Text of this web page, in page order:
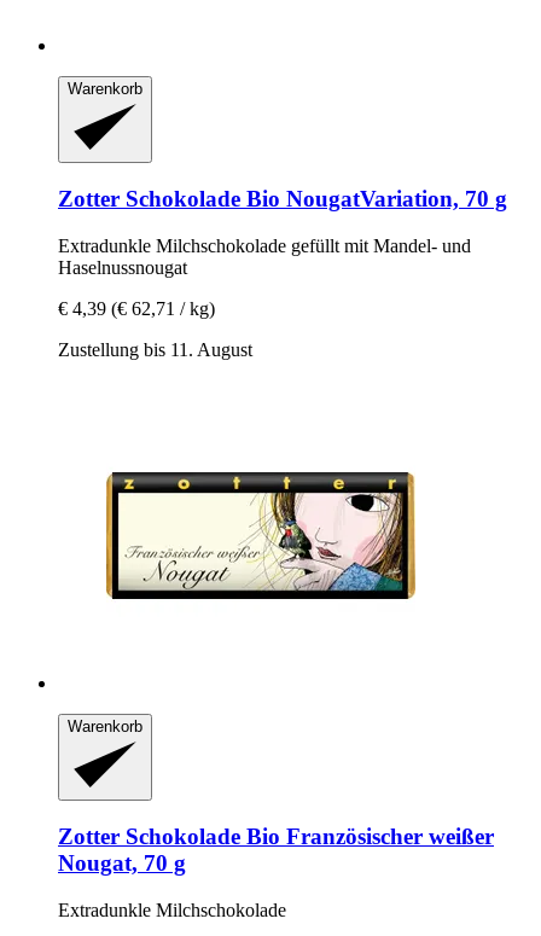
Warenkorb
Zotter Schokolade Bio NougatVariation, 70 g
Extradunkle Milchschokolade gefüllt mit Mandel-​ und
Haselnussnougat
€ 4,39 (€ 62,71 / kg)
Zustellung bis 11. August
Warenkorb
Zotter Schokolade Bio Französischer weißer
Nougat, 70 g
Extradunkle Milchschokolade